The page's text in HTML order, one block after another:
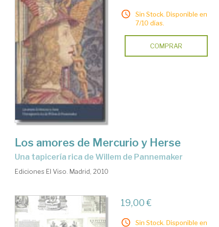
Sin Stock. Disponible en
7/10 días.
COMPRAR
Los amores de Mercurio y Herse
una tapicería rica de Willem de Pannemaker
Ediciones El Viso. Madrid, 2010
19,00 €
Sin Stock. Disponible en